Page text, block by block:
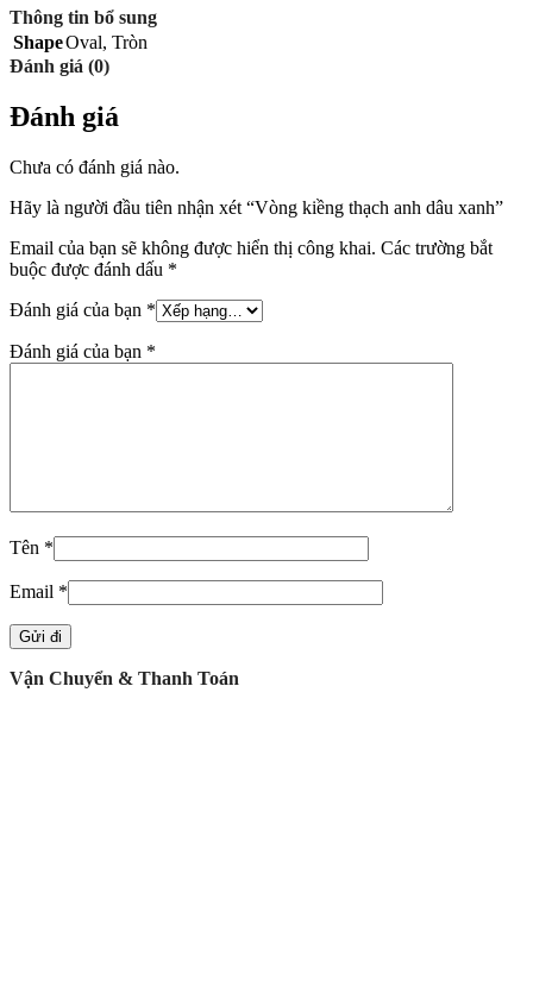
Thông tin bổ sung
ShapeOval, Tròn
Đánh giá (0)
Đánh giá
Chưa có đánh giá nào.
Hãy là người đầu tiên nhận xét “Vòng kiềng thạch anh dâu xanh”
Email của bạn sẽ không được hiển thị công khai. Các trường bắt
buộc được đánh dấu *
Đánh giá của bạn *
Đánh giá của bạn *
Tên *
Email *
Vận Chuyển & Thanh Toán